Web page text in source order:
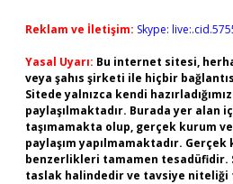
Reklam ve İletişim: Skype:
Yasal Uyarı: Bu internet sitesi,
veya şahıs şirketi ile hiçbir
Sitede yalnızca kendi
paylaşılmaktadır. Burada yer alan
taşımamakta olup, gerçek kurum
paylaşım yapılmamaktadır.
benzerlikleri tamamen
taslak halindedir ve tavsiye niteliği